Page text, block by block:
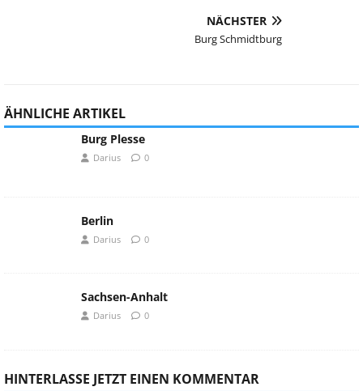
NÄCHSTER
Burg Schmidtburg
ÄHNLICHE ARTIKEL
Burg Plesse
Darius 0
Berlin
Darius 0
Sachsen-Anhalt
Darius 0
HINTERLASSE JETZT EINEN KOMMENTAR